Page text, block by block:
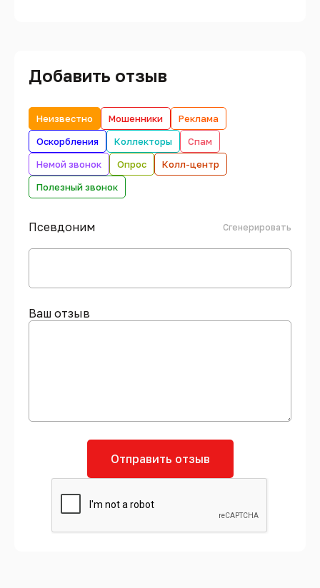
Добавить отзыв
Неизвестно Мошенники
Реклама
Оскорбления
Коллекторы
Спам
Немой звонок
Опрос
Колл-центр
Полезный звонок
Псевдоним Сгенерировать
Ваш отзыв
Отправить отзыв